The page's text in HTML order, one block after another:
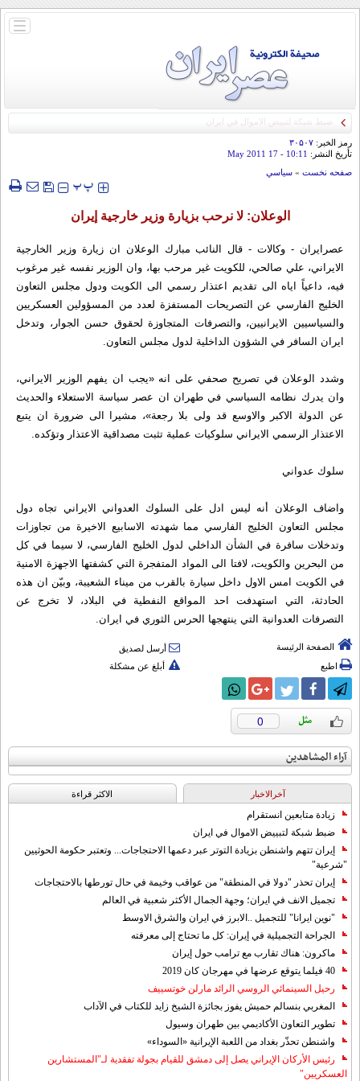
باز
رمز الخبر: ۳۰۵۰۷
تأريخ النشر: 10:11
- 17 May 2011
صفحه نخست » سياسي
‍‍‍ پپ
الوعلان: لا نرحب بزيارة وزير خارجية إيران
عصرايران - وكالات - قال النائب مبارك الوعلان ان زيارة وزير الخارجية
الايراني، علي صالحي، للكويت غير مرحب بها، وان الوزير نفسه غير مرغوب
فيه، داعياً اياه الى تقديم اعتذار رسمي الى الكويت ودول مجلس التعاون
الخليج الفارسي عن التصريحات المستفزة لعدد من المسؤولين العسكريين
والسياسيين الايرانيين، والتصرفات المتجاوزة لحقوق حسن الجوار، وتدخل
ايران السافر في الشؤون الداخلية لدول مجلس التعاون.
وشدد الوعلان في تصريح صحفي ع‍لى انه «يجب ان يفهم الوزير الايراني،
وان يدرك نظامه السياسي في طهران ان عصر سياسة الاستعلاء والحديث
عن الدولة الاكبر والاوسع قد ولى بلا رجعة»، مشيرا الى ضرورة ان يتبع
الاعتذار الرسمي الايراني سلوكيات عملية تثبت مصداقية الاعتذار وتؤكده.
سلوك عدواني
واضاف الوعلان أنه ليس ادل ع‍لى السلوك العدواني الايراني تجاه دول
مجلس التعاون الخليج الفارسي مما شهدته الاسابيع الاخيرة من تجاوزات
وتدخلات سافرة في الشأن الداخلي لدول الخليج الفارسي، لا سيما في كل
من البحرين والكويت، لافتا الى المواد المتفجرة التي كشفتها الاجهزة الامنية
في الكويت امس الاول داخل سيارة بالقرب من ميناء الشعيبة، وبيّن ان هذه
الحادثة، التي استهدفت احد المواقع النفطية في البلاد، لا تخرج عن
التصرفات العدوانية التي ينتهجها الحرس الثوري في ايران.
الصفحة الرئيسة
أرسل لصديق
اطبع
أبلغ عن مشكلة
0
آراء المشاهدين
آخرالاخبار الاکثر قراءة
زيادة متابعين انستقرام
ضبط شبكة لتبييض الاموال في ايران
إيران تتهم واشنطن بزيادة التوتر عبر دعمها الاحتجاجات... وتعتبر حكومة الحوثيين
"شرعية"
إيران تحذر "دولا في المنطقة" من عواقب وخيمة في حال تورطها بالاحتجاجات
تجميل الانف في ايران؛ وجهة الجمال الأكثر شعبية في العالم
"نوين ايرانا" للتجميل ..الابرز في ايران والشرق الاوسط
الجراحة التجميلية في إيران: كل ما تحتاج إلى معرفته
ماكرون: هناك تقارب مع ترامب حول إيران
40 فيلما يتوقع عرضها في مهرجان كان 2019
رحيل السينمائي الروسي الرائد مارلن خوتسييف
المغربي بنسالم حميش يفوز بجائزة الشيخ زايد للكتاب في الآداب
تطوير التعاون الأكاديمي بين طهران وسيول
واشنطن تحذّر بغداد من اللعبة الإيرانية «السوداء»
رئيس الأركان الإيراني يصل إلى دمشق للقيام بجولة تفقدية لـ"المستشارين
العسكريين"